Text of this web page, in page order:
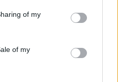
behaviour. You may click to
and its third-party tags to
purposes in below Google
of my
of my
nel tiro da 3
a imporsi in una
molto basso e che per
a navigare nei